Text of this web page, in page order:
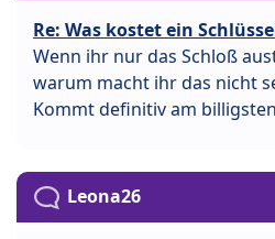
Re: Was kostet ein
Wenn ihr nur das Schloß
warum macht ihr das nicht
Kommt definitiv am
Leona26